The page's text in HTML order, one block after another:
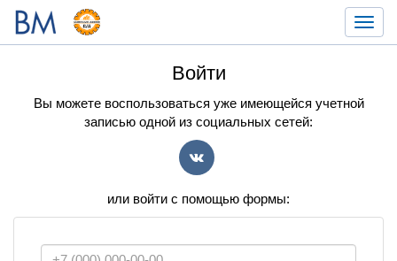
Войти
Вы можете воспользоваться уже имеющейся учетной
записью одной из социальных сетей:
или войти с помощью формы: